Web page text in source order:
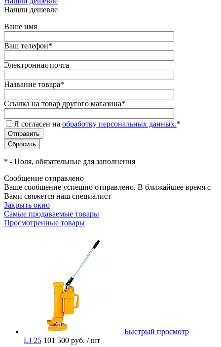
Нашли дешевле
Ваше имя
Ваш телефон*
Электронная почта
Название товара*
Ссылка на товар другого магазина*
Я согласен на обработку персональных данных.*
* - Поля, обязательные для заполнения
Сообщение отправлено
Ваше сообщение успешно отправлено. В ближайшее время с
Вами свяжется наш специалист
Закрыть окно
Самые продаваемые товары
Просмотренные товары
Быстрый просмотр
LJ 25 101 500 руб. / шт